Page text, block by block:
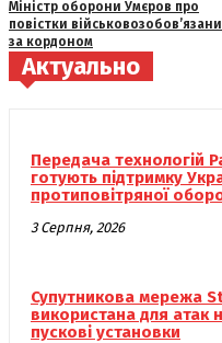
Міністр оборони Умєров про
повістки
за кордоном
Актуально
Передача технологій
готують підтримку
протиповітряної
3 Серпня, 2026
Супутникова мережа
використана для атак
пускові установки